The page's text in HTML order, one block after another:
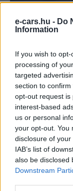
e-cars.hu - Do
Information
If you wish to
processing of
targeted
section to
opt-out request is
interest-based
us or personal
your opt-out. You
disclosure of
IAB’s list of
also be disclosed
Downstream
Két újabb
meg a XPeng
Újabb európai